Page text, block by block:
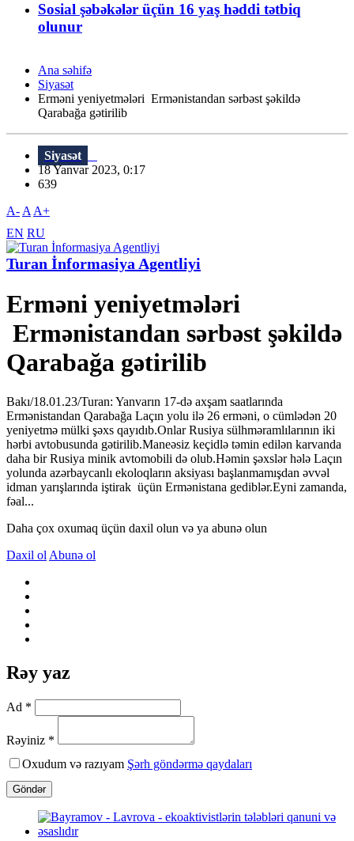
Sosial şəbəkələr üçün 16 yaş həddi tətbiq
olunur
Ana səhifə
Siyasət
Erməni yeniyetmələri Ermənistandan sərbəst şəkildə
Qarabağa gətirilib
Siyasət
18 Yanvar 2023, 0:17
639
A- A A+
EN RU
Turan İnformasiya Agentliyi
Erməni yeniyetmələri
Ermənistandan sərbəst şəkildə
Qarabağa gətirilib
Bakı/18.01.23/Turan: Yanvarın 17-də axşam saatlarında
Ermənistandan Qarabağa Laçın yolu ilə 26 erməni, o cümlədən 20
yeniyetmə mülki şəxs qayıdıb.Onlar Rusiya sülhməramlılarının iki
hərbi avtobusunda gətirilib.Maneəsiz keçidlə təmin edilən karvanda
daha bir Rusiya minik avtomobili də olub.Həmin şəxslər hələ Laçın
yolunda azərbaycanlı ekoloqların aksiyası başlanmamışdan əvvəl
idman yarışlarında iştirak üçün Ermənistana gediblər.Eyni zamanda,
fəal...
Daha çox oxumaq üçün daxil olun və ya abunə olun
Daxil ol Abunə ol
Rəy yaz
Ad *
Rəyiniz *
Oxudum və razıyam Şərh göndərmə qaydaları
Göndər